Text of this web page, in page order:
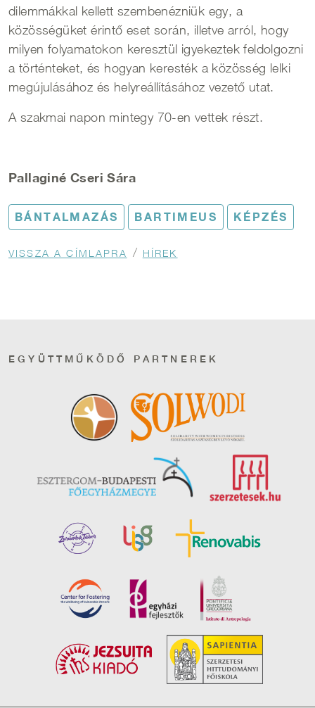
dilemmákkal kellett szembenézniük egy, a
közösségüket érintő eset során, illetve arról, hogy
milyen folyamatokon keresztül igyekeztek feldolgozni
a történteket, és hogyan keresték a közösség lelki
megújulásához és helyreállításához vezető utat.
A szakmai napon mintegy 70-en vettek részt.
Pallaginé Cseri Sára
BÁNTALMAZÁS BARTIMEUS KÉPZÉS
Morzsa
VISSZA A CÍMLAPRA HÍREK
EGYÜTTMŰKÖDŐ PARTNEREK